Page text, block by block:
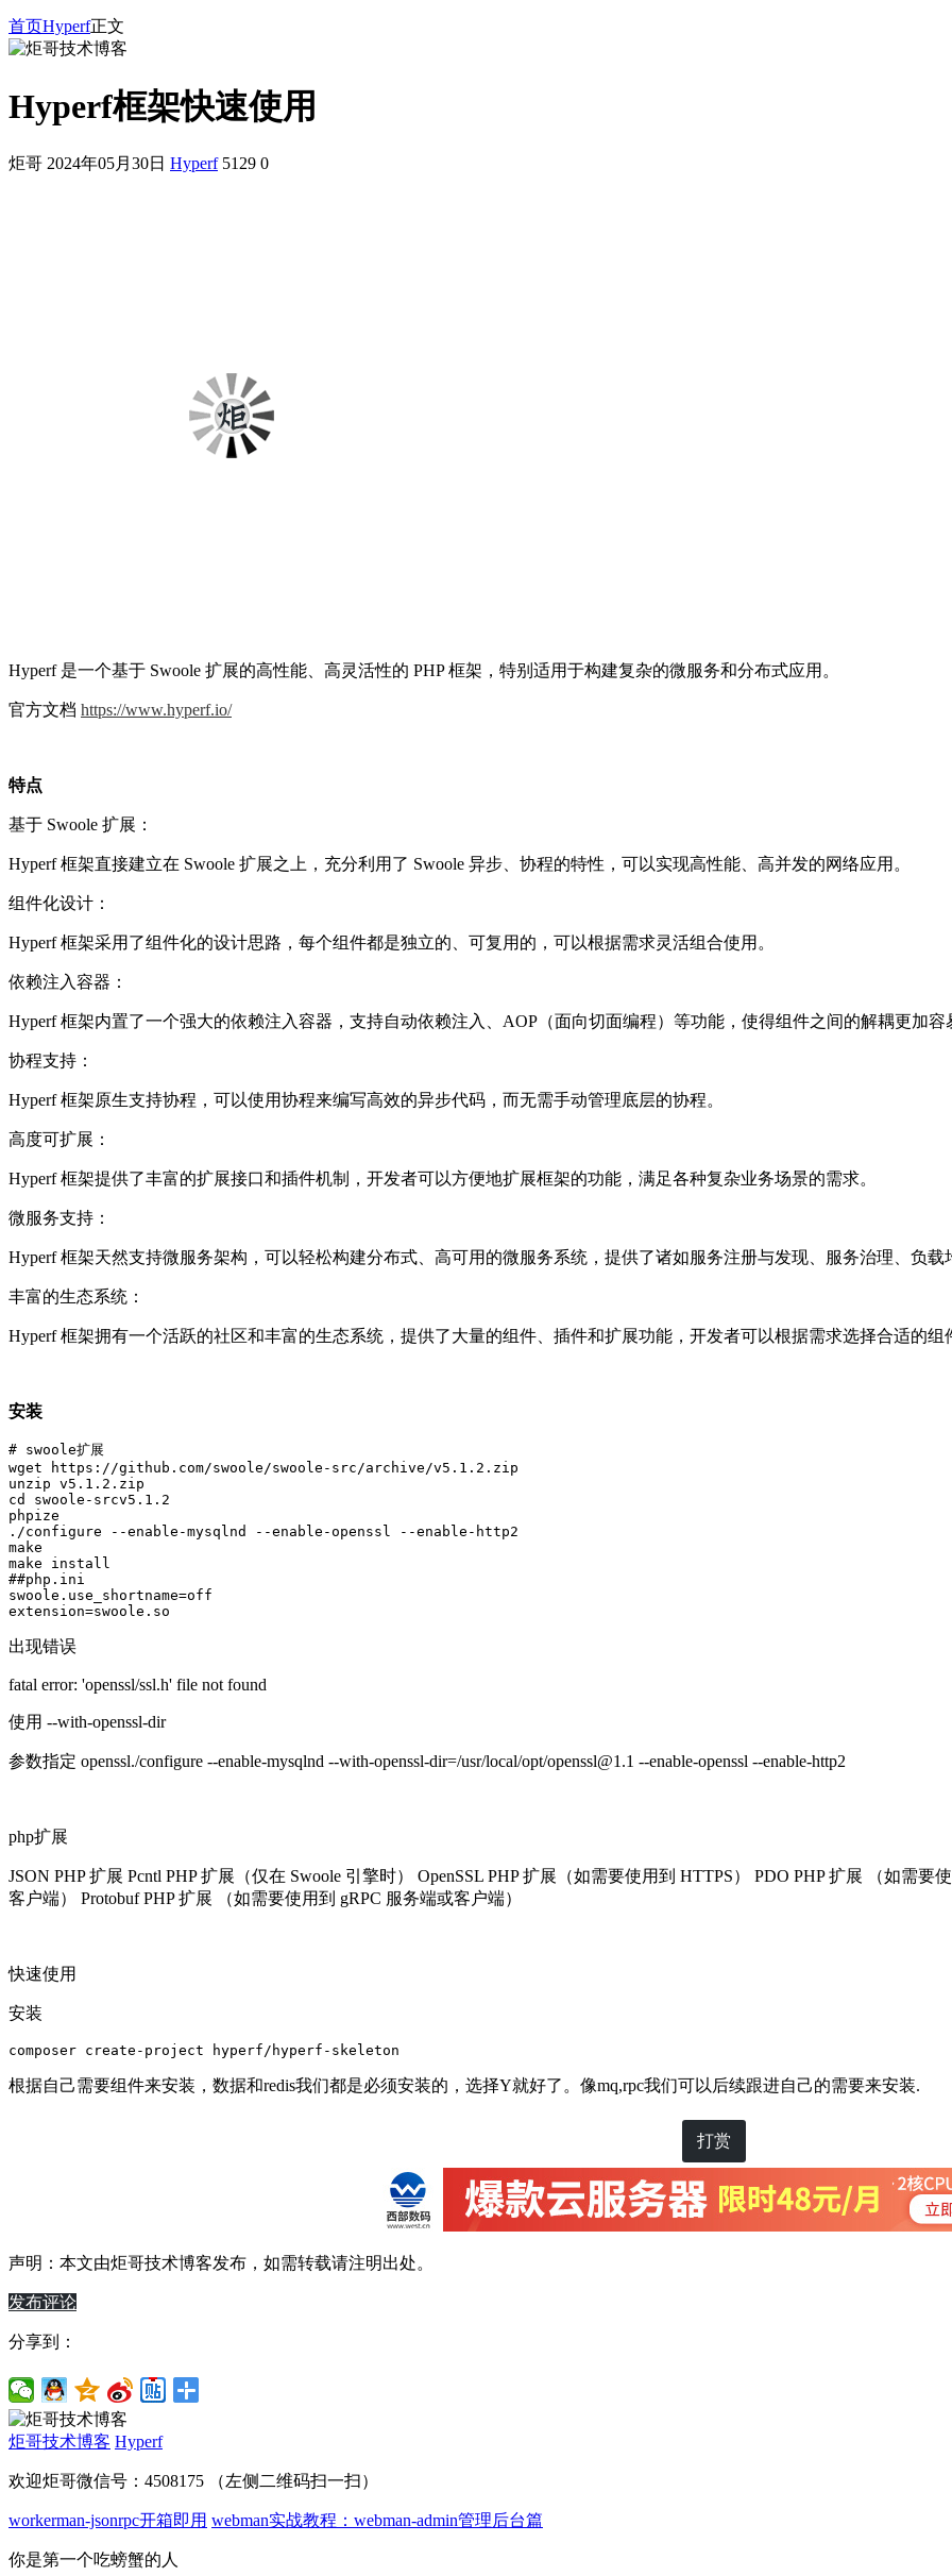
首页Hyperf正文
Hyperf框架快速使用
炬哥 2024年05月30日 Hyperf 5129 0
Hyperf 是一个基于 Swoole 扩展的高性能、高灵活性的 PHP 框架，特别适用于构建复杂的微服务和分布式应用。
官方文档 https://www.hyperf.io/
特点
基于 Swoole 扩展：
Hyperf 框架直接建立在 Swoole 扩展之上，充分利用了 Swoole 异步、协程的特性，可以实现高性能、高并发的网络应用。
组件化设计：
Hyperf 框架采用了组件化的设计思路，每个组件都是独立的、可复用的，可以根据需求灵活组合使用。
依赖注入容器：
Hyperf 框架内置了一个强大的依赖注入容器，支持自动依赖注入、AOP（面向切面编程）等功能，使得组件之间的解耦更加容
协程支持：
Hyperf 框架原生支持协程，可以使用协程来编写高效的异步代码，而无需手动管理底层的协程。
高度可扩展：
Hyperf 框架提供了丰富的扩展接口和插件机制，开发者可以方便地扩展框架的功能，满足各种复杂业务场景的需求。
微服务支持：
Hyperf 框架天然支持微服务架构，可以轻松构建分布式、高可用的微服务系统，提供了诸如服务注册与发现、服务治理、负载
丰富的生态系统：
Hyperf 框架拥有一个活跃的社区和丰富的生态系统，提供了大量的组件、插件和扩展功能，开发者可以根据需求选择合适的组
安装
# swoole扩展
wget https://github.com/swoole/swoole-src/archive/v5.1.2.zip
unzip v5.1.2.zip
cd swoole-srcv5.1.2
phpize
./configure --enable-mysqlnd --enable-openssl --enable-http2
make
make install
##php.ini
swoole.use_shortname=off
extension=swoole.so
出现错误
fatal error: 'openssl/ssl.h' file not found
使用 --with-openssl-dir
参数指定 openssl./configure --enable-mysqlnd --with-openssl-dir=/usr/local/opt/openssl@1.1 --enable-openssl --enable-http2
php扩展
JSON PHP 扩展 Pcntl PHP 扩展（仅在 Swoole 引擎时） OpenSSL PHP 扩展（如需要使用到 HTTPS） PDO PHP 扩展 （如需
客户端） Protobuf PHP 扩展 （如需要使用到 gRPC 服务端或客户端）
快速使用
安装
composer create-project hyperf/hyperf-skeleton
根据自己需要组件来安装，数据和redis我们都是必须安装的，选择Y就好了。像mq,rpc我们可以后续跟进自己的需要来安装.
打赏
声明：本文由炬哥技术博客发布，如需转载请注明出处。
发布评论
分享到：
炬哥技术博客 Hyperf
欢迎炬哥微信号：4508175 （左侧二维码扫一扫）
workerman-jsonrpc开箱即用 webman实战教程：webman-admin管理后台篇
你是第一个吃螃蟹的人